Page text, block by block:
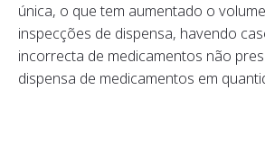
única, o que tem aumentado o
inspecções de dispensa, havendo
incorrecta de medicamentos não
dispensa de medicamentos em